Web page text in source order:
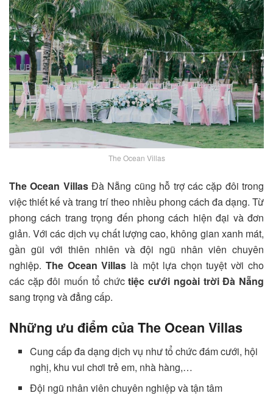
The Ocean Villas
The Ocean VillasĐà Nẵng cũng hỗ trợ các cặp đôi trong
việc thiết kế và trang trí theo nhiều phong cách đa dạng. Từ
phong cách trang trọng đến phong cách hiện đại và đơn
giản. Với các dịch vụ chất lượng cao, không gian xanh mát,
gần gũi với thiên nhiên và đội ngũ nhân viên chuyên
nghiệp. The Ocean Villas là một lựa chọn tuyệt vời cho
các cặp đôi muốn tổ chứctiệc cưới ngoài trời Đà Nẵng
sang trọng và đẳng cấp.
Những ưu điểm củaThe Ocean Villas
Cung cấp đa dạng dịch vụ như tổ chức đám cưới, hội
nghị, khu vui chơi trẻ em, nhà hàng,…
Đội ngũ nhân viên chuyên nghiệp và tận tâm